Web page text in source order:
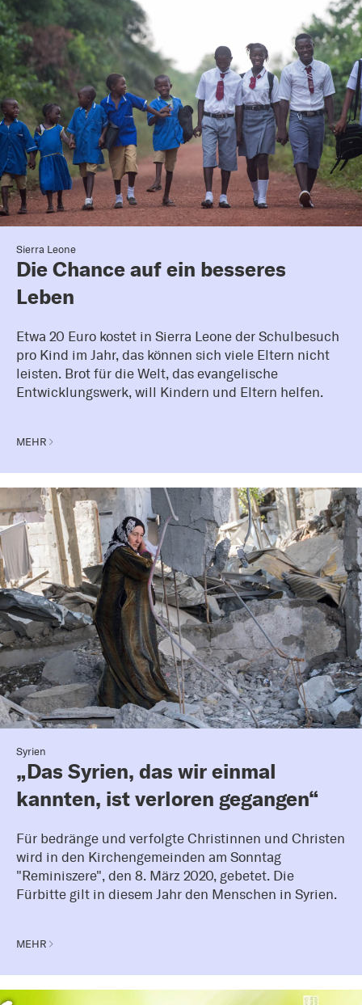
Sierra Leone
Die Chance auf ein besseres
Leben
Etwa 20 Euro kostet in Sierra Leone der Schulbesuch
pro Kind im Jahr, das können sich viele Eltern nicht
leisten. Brot für die Welt, das evangelische
Entwicklungswerk, will Kindern und Eltern helfen.
MEHR
Syrien
„Das Syrien, das wir einmal
kannten, ist verloren gegangen“
Für bedränge und verfolgte Christinnen und Christen
wird in den Kirchengemeinden am Sonntag
"Reminiszere", den 8. März 2020, gebetet. Die
Fürbitte gilt in diesem Jahr den Menschen in Syrien.
MEHR